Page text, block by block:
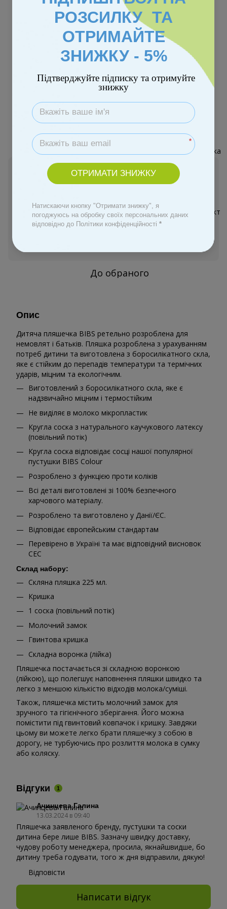
Колір
Немає в наявності
849 грн
Повідомити, коли з'явиться
До обраного
Опис
Дитяча пляшечка BIBS ретельно розроблена для
немовлят і батьків. Пляшка розроблена з урахуванням
потреб дитини та виготовлена з боросилікатного скла,
яке є стійким до перепадів температури та термічних
ударів, міцним та екологічним.
Виготовлений з боросилікатного скла, яке є
надзвичайно міцним і термостійким
Не виділяє в молоко мікропластик
Кругла соска з натурального каучукового латексу
(повільний потік)
Кругла соска відповідає сосці нашої популярної
пустушки BIBS Colour
Розроблено з функцією проти коліків
Всі деталі виготовлені зі 100% безпечного
харчового матеріалу.
Розроблено та виготовлено у Данії/ЄС.
Відповідає європейським стандартам
Перевірено в Україні та має відповідний висновок
СЕС
Склад набору:
Скляна пляшка 225 мл.
Кришка
1 соска (повільний потік)
Молочний замок
Гвинтова кришка
Складна воронка (лійка)
Пляшечка постачається зі складною воронкою
(лійкою), що полегшує наповнення пляшки швидко та
легко з меншою кількістю відходів молока/суміші.
Також, пляшечка містить молочний замок для
зручного та гігієнічного зберігання. Його можна
помістити під гвинтовий ковпачок і кришку. Завдяки
цьому ви можете легко брати пляшечку з собою в
дорогу, не турбуючись про розлиття молока в сумку
або коляску.
Відгуки 1
Ачинцева Галина
13.03.2024 в 09:40
Пляшечка заявленого бренду, пустушки та соски
дитина бере лише BIBS. Зазначу швидку доставку,
чудову роботу менеджера, просила, якнайшвидше, бо
дитину треба годувати, того ж дня відправили, дякую!
Відповісти
Написати відгук
РОЗСИЛКУ ТА
ОТРИМАЙТЕ
ЗНИЖКУ - 5%
Підтверджуйте підписку та отримуйте
знижку
*
ОТРИМАТИ ЗНИЖКУ
Натискаючи кнопку "Отримати знижку", я
погоджуюсь на обробку своїх персональних даних
відповідно до Політики конфіденційності *